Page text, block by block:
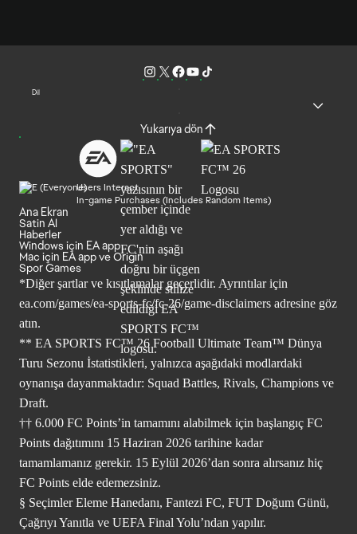
Dil
Yukarıya dön
Users Interact
In-game Purchases (Includes Random Items)
Ana Ekran
Satin Al
Haberler
Windows için EA app
Mac için EA app ve Origin
Spor Games
*Diğer şartlar ve kısıtlamalar geçerlidir. Ayrıntılar için
ea.com/games/ea-sports-fc/fc-26/game-disclaimers adresine göz
atın.
** EA SPORTS FC™ 26 Football Ultimate Team™ Dünya
Turu Sezonu İstatistikleri, yalnızca aşağıdaki modlardaki
oynanışa dayanmaktadır: Squad Battles, Rivals, Champions ve
Draft.
†† 6.000 FC Points’in tamamını alabilmek için başlangıç FC
Points dağıtımını 15 Haziran 2026 tarihine kadar
tamamlamanız gerekir. 15 Eylül 2026’dan sonra alırsanız hiç
FC Points elde edemezsiniz.
§ Seçimler Eleme Hanedanı, Fantezi FC, FUT Doğum Günü,
Çağrıyı Yanıtla ve UEFA Final Yolu’ndan yapılır.